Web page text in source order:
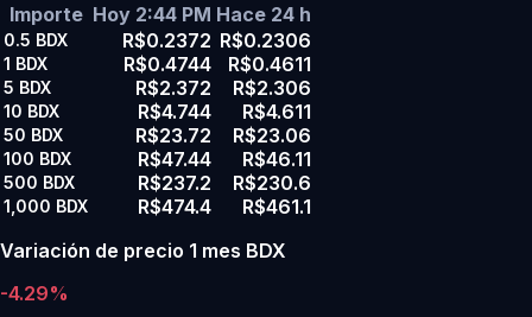
Importe Hoy 2:44 PM Hace 24 h
0.5 BDX R$0.2372 R$0.2306
1 BDX R$0.4744 R$0.4611
5 BDX R$2.372 R$2.306
10 BDX R$4.744 R$4.611
50 BDX R$23.72 R$23.06
100 BDX R$47.44 R$46.11
500 BDX R$237.2 R$230.6
1,000 BDX R$474.4
R$461.1
Variación de precio 1 mes BDX
-4.29%